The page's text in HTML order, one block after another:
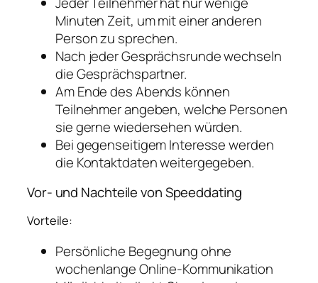
Minuten Zeit, um mit einer anderen
Person zu sprechen.
Nach jeder Gesprächsrunde wechseln
die Gesprächspartner.
Am Ende des Abends können
Teilnehmer angeben, welche Personen
sie gerne wiedersehen würden.
Bei gegenseitigem Interesse werden
die Kontaktdaten weitergegeben.
Vor- und Nachteile von Speeddating
Vorteile:
Persönliche Begegnung ohne
wochenlange Online-Kommunikation